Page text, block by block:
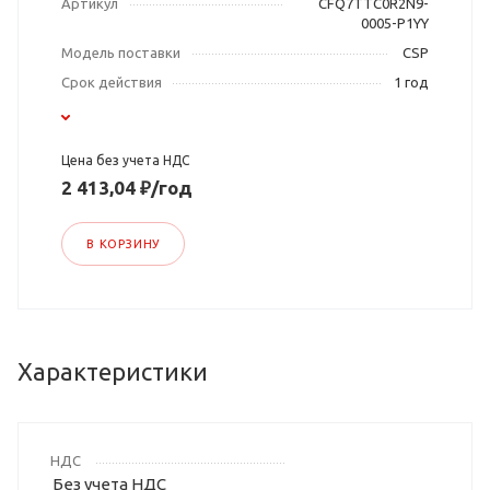
Артикул
CFQ7TTC0R2N9-
0005-P1YY
Модель поставки
CSP
Срок действия
1 год
Цена без учета НДС
2 413,04 ₽/год
В КОРЗИНУ
Характеристики
НДС
Без учета НДС